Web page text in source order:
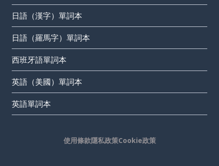
日語（漢字）單詞本
日語（羅馬字）單詞本
西班牙語單詞本
英語（美國）單詞本
英語單詞本
使用條款隱私政策Cookie政策